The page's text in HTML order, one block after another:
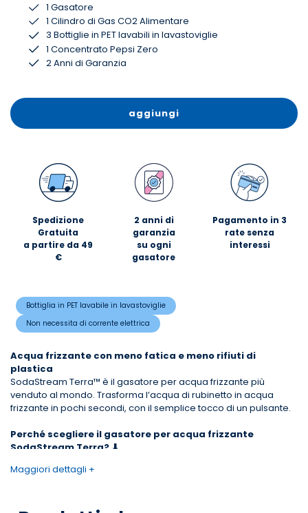
1 Gasatore
1 Cilindro di Gas CO2 Alimentare
3 Bottiglie in PET lavabili in lavastoviglie
1 Concentrato Pepsi Zero
2 Anni di Garanzia
aggiungi
Spedizione
Gratuita
a partire da 49
€
2 anni di
garanzia
su ogni
gasatore
Pagamento in 3
rate senza
interessi
Bottiglia in PET lavabile in lavastoviglie
Non necessita di corrente elettrica
Acqua frizzante con meno fatica e meno rifiuti di
plastica
SodaStream Terra™ è il gasatore per acqua frizzante più
venduto al mondo. Trasforma l’acqua di rubinetto in acqua
frizzante in pochi secondi, con il semplice tocco di un pulsante.
Perché scegliere il gasatore per acqua frizzante
SodaStream Terra? ⬇
✔️Sostenibile
Maggiori dettagli +